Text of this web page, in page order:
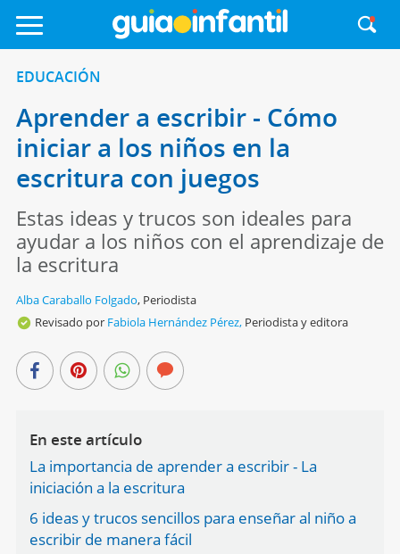
EDUCACIÓN
Aprender a escribir - Cómo
iniciar a los niños en la
escritura con juegos
Estas ideas y trucos son ideales para
ayudar a los niños con el aprendizaje de
la escritura
Alba Caraballo Folgado, Periodista
Revisado por Fabiola Hernández Pérez, Periodista y editora
En este artículo
La importancia de aprender a escribir - La
iniciación a la escritura
6 ideas y trucos sencillos para enseñar al niño a
escribir de manera fácil